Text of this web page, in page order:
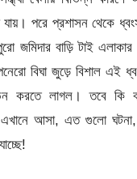
যায়। পরে প্রশাসন থেকে
জমিদার বাড়ি টাই এলাকার
বিঘা জুড়ে বিশাল এই
করতে লাগল। তবে কি
আসা, এত গুলো ঘটনা,